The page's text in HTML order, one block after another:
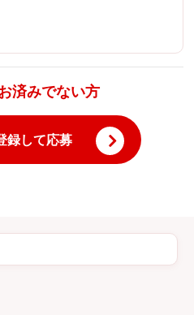
済みでない方
録して応募